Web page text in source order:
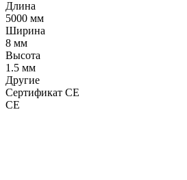
Длина
5000 мм
Ширина
8 мм
Высота
1.5 мм
Другие
Сертификат CE
CE